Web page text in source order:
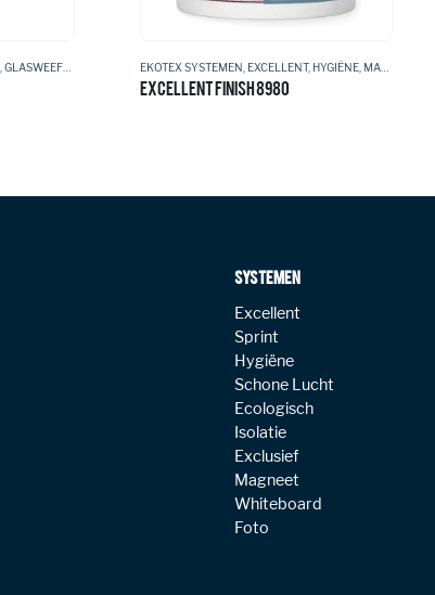
GLASWEEFSEL EKOTEX SYSTEMEN EXCELLENT, HYGIËNE MAGNEET
EXCELLENT FINISH 8980
SYSTEMEN
Excellent
Sprint
Hygiëne
Schone Lucht
Ecologisch
Isolatie
Exclusief
Magneet
Whiteboard
Foto